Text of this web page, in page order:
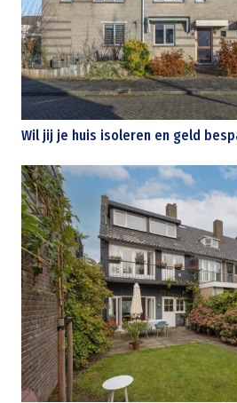
Wil jij je huis isoleren en geld